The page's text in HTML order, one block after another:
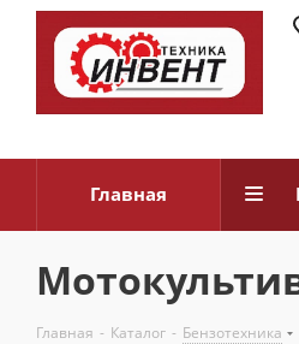
Главная
Главная - Каталог - Бензотехника